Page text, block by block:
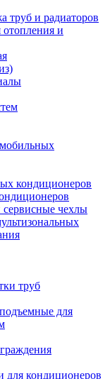
труб и радиаторов
и
кондиционеров
чехлы
труб
для
для кондиционеров